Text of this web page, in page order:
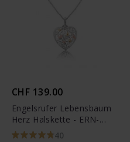
CHF 139.00
Engelsrufer Lebensbaum
Herz Halskette - ERN-
HEARTTREETRICO
40